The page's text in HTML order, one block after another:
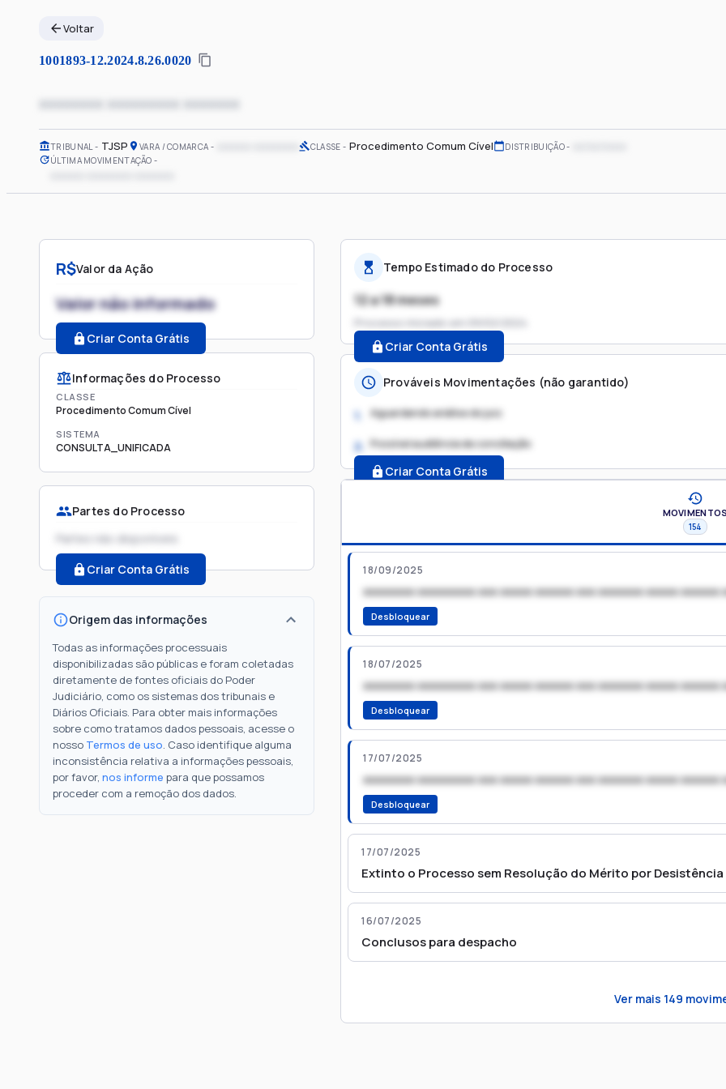
Voltar
1001893-12.2024.8.26.0020
xxxxxxxx xxxxxxxxx xxxxxxx
TRIBUNAL TJSP VARA / COMARCA CLASSE Procedimento Comum Cível DISTRIBUIÇÃO
ÚLTIMA MOVIMENTAÇÃO
R$Valor da Ação
Valor não informado
Criar Conta Grátis
Informações do Processo
CLASSE
Procedimento Comum Cível
SISTEMA
CONSULTA_UNIFICADA
Partes do Processo
Partes não disponíveis
Criar Conta Grátis
Origem das informações
Todas as informações processuais
disponibilizadas são públicas e foram coletadas
diretamente de fontes oficiais do Poder
Judiciário, como os sistemas dos tribunais e
Diários Oficiais. Para obter mais informações
sobre como tratamos dados pessoais, acesse o
nosso Termos de uso. Caso identifique alguma
inconsistência relativa a informações pessoais,
por favor, nos informe para que possamos
proceder com a remoção dos dados.
Tempo Estimado do Processo
12 a 18 meses
Processo iniciado em
Criar Conta Grátis
Prováveis Movimentações (não garantido)
1. Aguardando análise do juiz
2. Possível audiência de conciliação
Criar Conta Grátis
MOVIMENTOS
154
18/09/2025
xxxxxxxx xxxxxxxxx xxx xxxxx xxxxxx xxx xxxxxxx xxxxx xxxxxx
Desbloquear
18/07/2025
xxxxxxxx xxxxxxxxx xxx xxxxx xxxxxx xxx xxxxxxx xxxxx xxxxxx
Desbloquear
17/07/2025
xxxxxxxx xxxxxxxxx xxx xxxxx xxxxxx xxx xxxxxxx xxxxx xxxxxx
Desbloquear
17/07/2025
Extinto o Processo sem Resolução do Mérito por Desistência
16/07/2025
Conclusos para despacho
Ver mais 149